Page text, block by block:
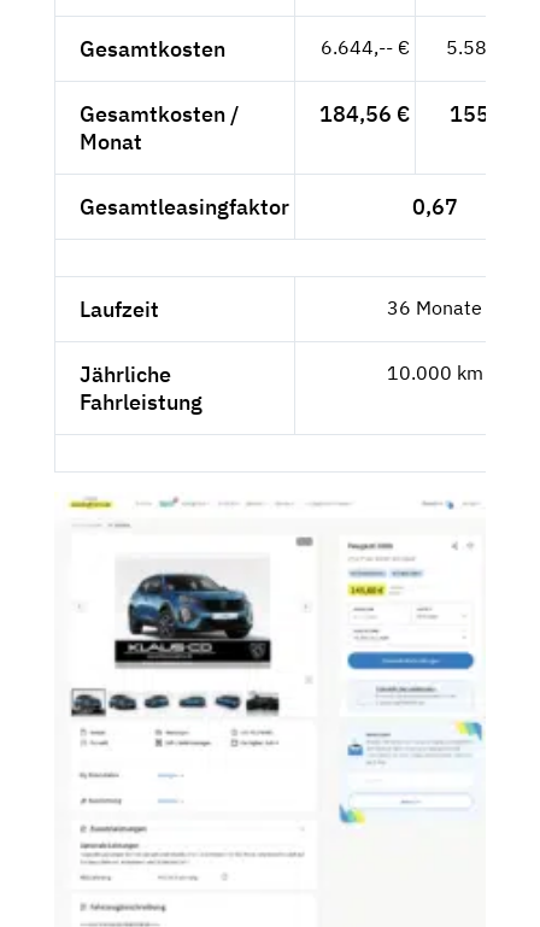
Gesamtkosten 6.644,-- € 5.583,19
Gesamtkosten /
Monat
184,56 € 155,09 €
Gesamtleasingfaktor 0,67
Laufzeit 36 Monate
Jährliche
Fahrleistung
10.000 km